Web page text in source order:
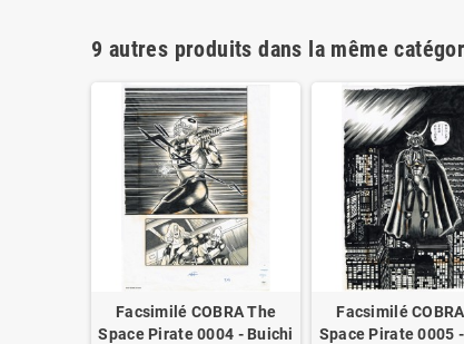
9 autres produits dans la même
Facsimilé COBRA The
Space Pirate 0004 - Buichi
Facsimilé
Space Pirate 0005